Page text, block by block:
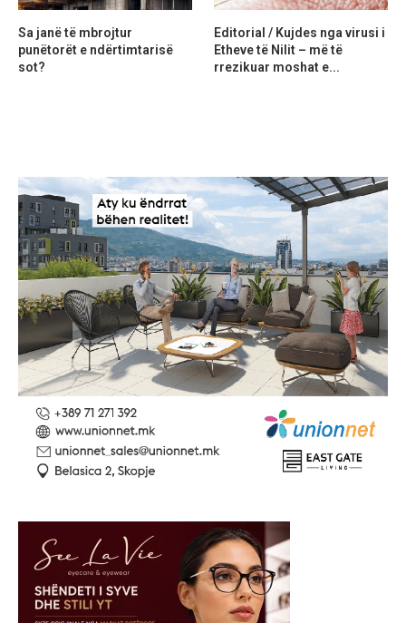
Sa janë të mbrojtur
punëtorët e ndërtimtarisë
sot?
Editorial / Kujdes nga virusi i
Etheve të Nilit – më të
rrezikuar moshat e...